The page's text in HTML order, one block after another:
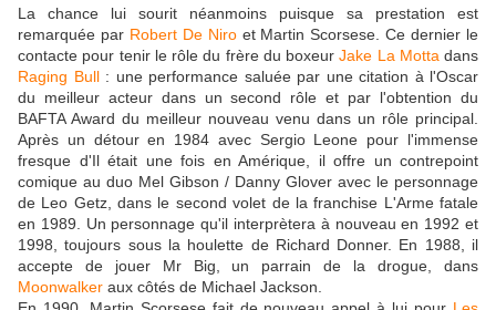
La chance lui sourit néanmoins puisque sa prestation est
remarquée par Robert De Niroet Martin Scorsese. Ce dernier le
contacte pour tenir le rôle du frère du boxeurJake La Motta dans
Raging Bull: une performance saluée par une citation à l'Oscar
du meilleur acteur dans un second rôle et par l'obtention du
BAFTA Award du meilleur nouveau venu dans un rôle principal.
Après un détour en 1984 avec Sergio Leone pour l'immense
fresque d'Il était une fois en Amérique, il offre un contrepoint
comique au duo Mel Gibson / Danny Glover avec le personnage
de Leo Getz, dans le second volet de la franchise L'Arme fatale
en 1989. Un personnage qu'il interprètera à nouveau en 1992 et
1998, toujours sous la houlette de Richard Donner. En 1988, il
accepte de jouer Mr Big, un parrain de la drogue, dans
Moonwalker aux côtés de Michael Jackson.